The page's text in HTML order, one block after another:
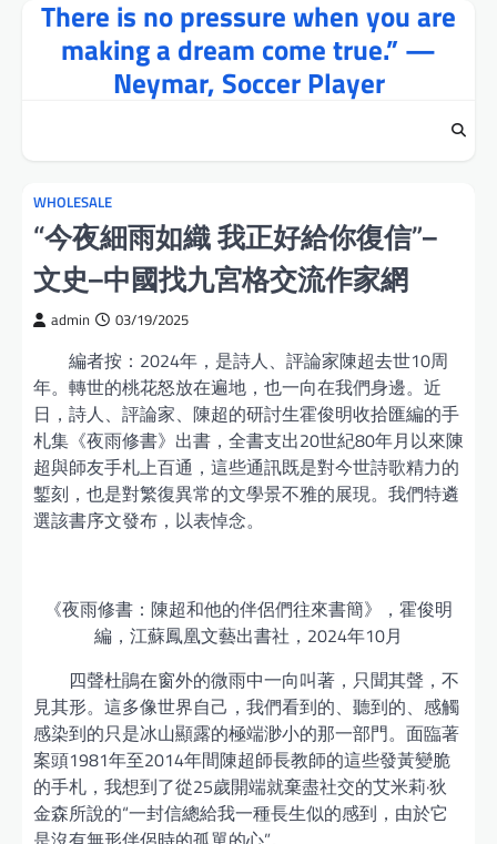
There is no pressure when you are
making a dream come true.” —
Neymar, Soccer Player
WHOLESALE
“今夜細雨如織 我正好給你復信”–
文史–中國找九宮格交流作家網
admin 03/19/2025
編者按：2024年，是詩人、評論家陳超去世10周
年。轉世的桃花怒放在遍地，也一向在我們身邊。近
日，詩人、評論家、陳超的研討生霍俊明收拾匯編的手
札集《夜雨修書》出書，全書支出20世紀80年月以來陳
超與師友手札上百通，這些通訊既是對今世詩歌精力的
鏨刻，也是對繁復異常的文學景不雅的展現。我們特遴
選該書序文發布，以表悼念。
《夜雨修書：陳超和他的伴侶們往來書簡》，霍俊明
編，江蘇鳳凰文藝出書社，2024年10月
四聲杜鵑在窗外的微雨中一向叫著，只聞其聲，不
見其形。這多像世界自己，我們看到的、聽到的、感觸
感染到的只是冰山顯露的極端渺小的那一部門。面臨著
案頭1981年至2014年間陳超師長教師的這些發黃變脆
的手札，我想到了從25歲開端就棄盡社交的艾米莉·狄
金森所說的“一封信總給我一種長生似的感到，由於它